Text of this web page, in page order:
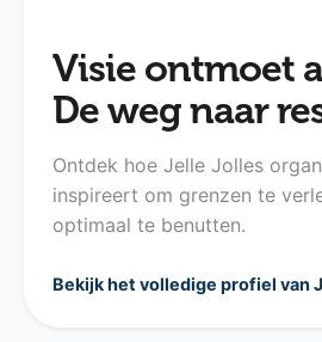
Visie ontmoet
De weg naar
Ontdek hoe Jelle Jolles
inspireert om grenzen te
optimaal te benutten.
Bekijk het volledige profiel van